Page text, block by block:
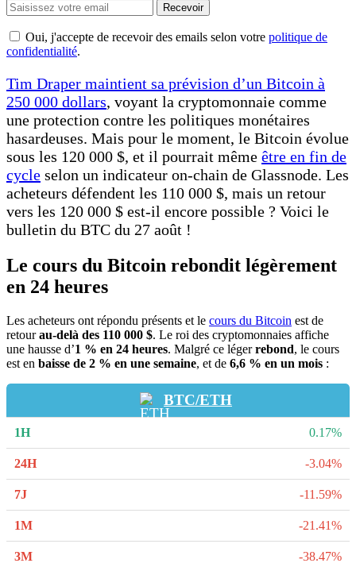
Recevoir
Oui, j'accepte de recevoir des emails selon votre politique de
confidentialité.
Tim Draper maintient sa prévision d’un Bitcoin à
250 000 dollars, voyant la cryptomonnaie comme
une protection contre les politiques monétaires
hasardeuses. Mais pour le moment, le Bitcoin évolue
sous les 120 000 $, et il pourrait même être en fin de
cycle selon un indicateur on-chain de Glassnode. Les
acheteurs défendent les 110 000 $, mais un retour
vers les 120 000 $ est-il encore possible ? Voici le
bulletin du BTC du 27 août !
Le cours du Bitcoin rebondit légèrement
en 24 heures
Les acheteurs ont répondu présents et le cours du Bitcoin est de
retourau-delà des 110 000 $. Le roi des cryptomonnaies affiche
une hausse d’1 % en 24 heures. Malgré ce légerrebond, le cours
est en baisse de 2 % en une semaine, et de 6,6 % en un mois :
BTC/ETH
0.17%
-3.04%
-11.59%
-21.41%
-38.47%